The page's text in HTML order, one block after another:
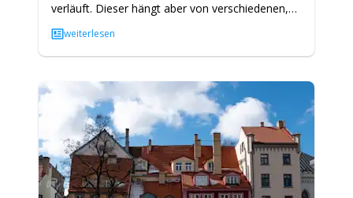
verläuft. Dieser hängt aber von verschiedenen,
wichtigen Faktoren ab, aber…
weiterlesen